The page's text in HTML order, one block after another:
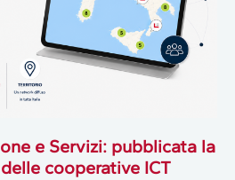
e Servizi: pubblicata la
cooperative ICT